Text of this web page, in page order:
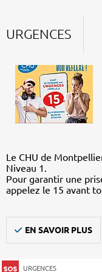
URGENCES
Le CHU de
Niveau 1.
Pour garantir une
appelez le 15 avant
EN SAVOIR PLUS
URGENCES